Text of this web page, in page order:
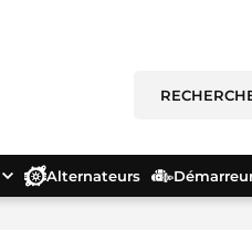
Alternateurs